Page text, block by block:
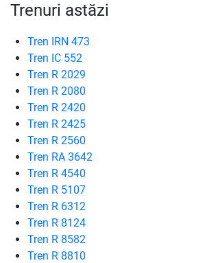
Trenuri astăzi
Tren IRN 473
Tren IC 552
Tren R 2029
Tren R 2080
Tren R 2420
Tren R 2425
Tren R 2560
Tren RA 3642
Tren R 4540
Tren R 5107
Tren R 6312
Tren R 8124
Tren R 8582
Tren R 8810